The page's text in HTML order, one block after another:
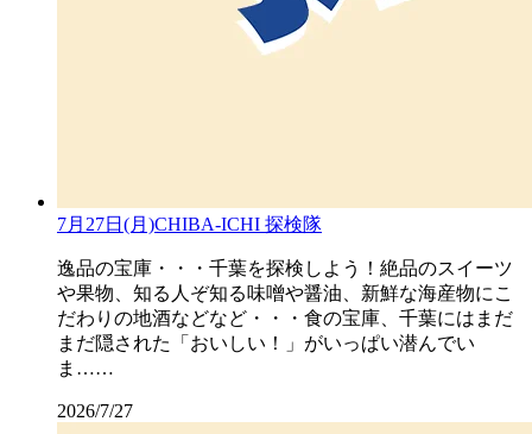
7月27日(月)CHIBA-ICHI 探検隊
逸品の宝庫・・・千葉を探検しよう！絶品のスイーツ
や果物、知る人ぞ知る味噌や醤油、新鮮な海産物にこ
だわりの地酒などなど・・・食の宝庫、千葉にはまだ
まだ隠された「おいしい！」がいっぱい潜んでい
ま……
2026/7/27